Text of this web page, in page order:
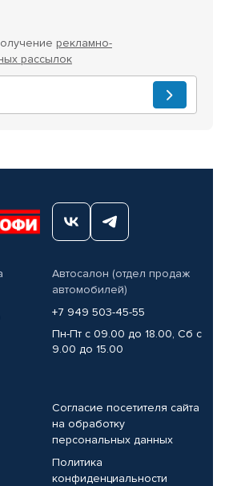
рекламно-
рассылок
Автосалон (отдел продаж
автомобилей)
+7 949 503-45-55
Пн-Пт с 09.00 до 18.00, Сб с
9.00 до 15.00
Согласие посетителя сайта
на обработку
персональных данных
Политика
конфиденциальности